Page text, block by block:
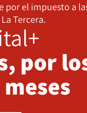
por el impuesto a
Tercera.
por